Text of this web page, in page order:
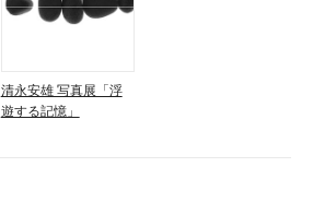
清永安雄 写真展「浮
遊する記憶」